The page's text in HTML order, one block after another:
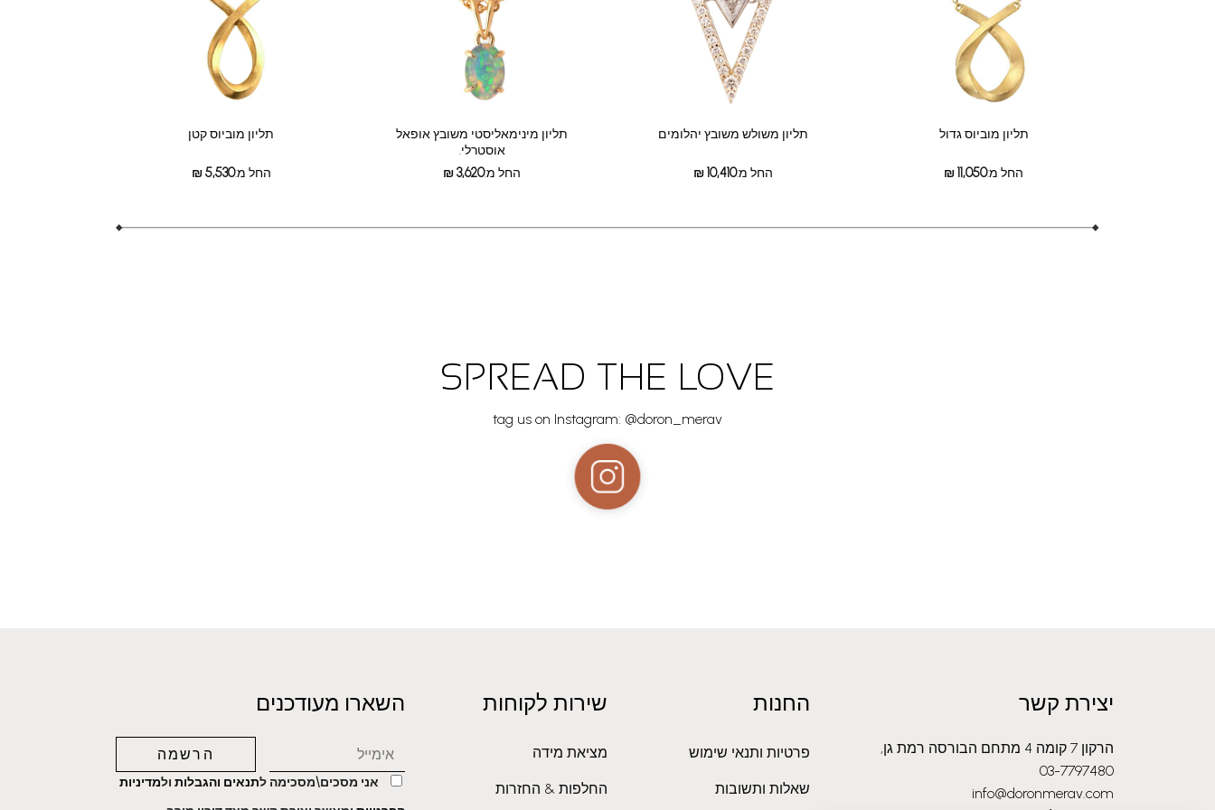
תליון מוביוס גדול
החל מ: ₪11,050
תליון משולש משובץ יהלומים
החל מ: ₪10,410
תליון מינימאליסטי משובץ אופאל
אוסטרלי.
החל מ:
₪3,620
תליון מוביוס קטן
החל מ: ₪5,530
SPREAD THE LOVE
tag us on Instagram: @doron_merav
יצירת קשר
הרקון 7 קומה 4 מתחם הבורסה רמת גן,
03-7797480
info@doronmerav.com
החנות
פרטיות ותנאי שימוש
שאלות ותשובות
שירות לקוחות
מציאת מידה
החלפות & החזרות
השארו מעודכנים
אני מסכים\מסכימה לתנאים והגבלות ולמדיניות